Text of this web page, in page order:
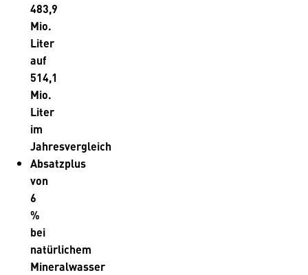
483,9
Mio.
Liter
auf
514,1
Mio.
Liter
im
Jahresvergleich
Absatzplus
von
6
%
bei
natürlichem
Mineralwasser